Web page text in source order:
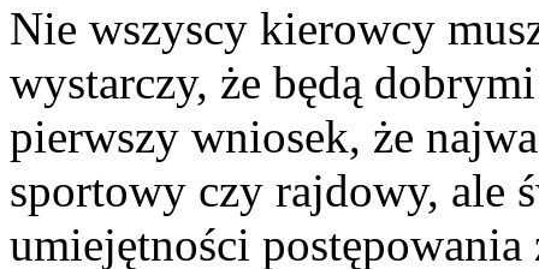
Nie wszyscy kierowcy
wystarczy, że będą
pierwszy wniosek, że
sportowy czy rajdowy, ale
umiejętności